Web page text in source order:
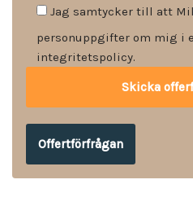
Jag samtycker till att
personuppgifter om mig i
integritetspolicy.
Offertförfrågan